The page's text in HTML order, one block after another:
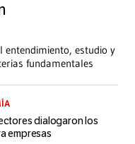
estudio y
fundamentales
dialogaron los
empresas